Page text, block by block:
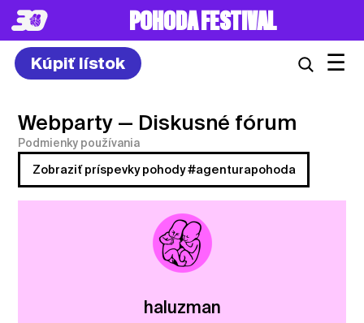
POHODA FESTIVAL
Kúpiť lístok ☰
Webparty — Diskusné fórum
Podmienky používania
Zobraziť príspevky pohody #agenturapohoda
haluzman